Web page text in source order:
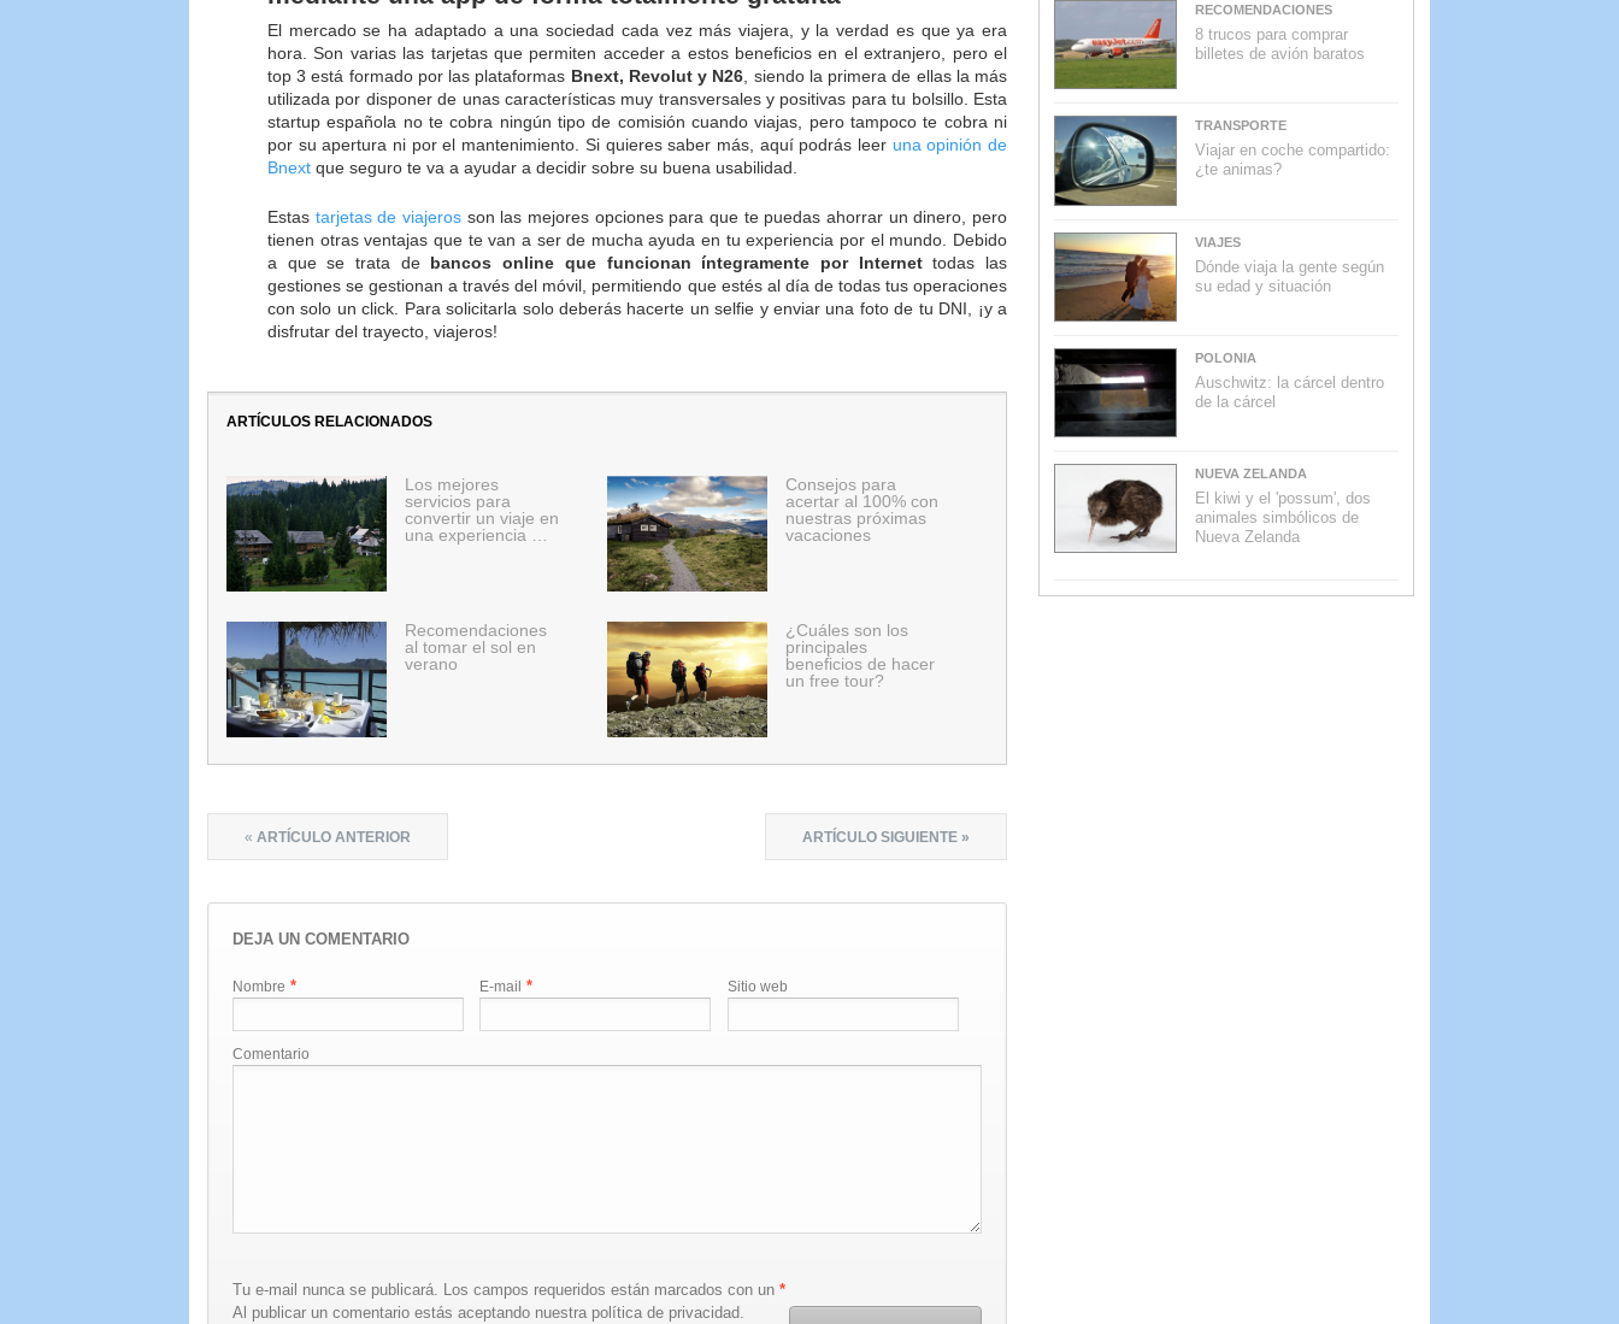
El mercado se ha adaptado a una sociedad cada vez más viajera, y la verdad es que ya era
hora. Son varias las tarjetas que permiten acceder a estos beneficios en el extranjero, pero el
top 3 está formado por las plataformas Bnext, Revolut y N26, siendo la primera de ellas la más
utilizada por disponer de unas características muy transversales y positivas para tu bolsillo. Esta
startup española no te cobra ningún tipo de comisión cuando viajas, pero tampoco te cobra ni
por su apertura ni por el mantenimiento. Si quieres saber más, aquí podrás leer una opinión de
Bnext que seguro te va a ayudar a decidir sobre su buena usabilidad.
Estas tarjetas de viajeros son las mejores opciones para que te puedas ahorrar un dinero, pero
tienen otras ventajas que te van a ser de mucha ayuda en tu experiencia por el mundo. Debido
a que se trata de bancos online que funcionan íntegramente por Internettodas las
gestiones se gestionan a través del móvil, permitiendo que estés al día de todas tus operaciones
con solo un click. Para solicitarla solo deberás hacerte un selfie y enviar una foto de tu DNI, ¡y a
disfrutar del trayecto, viajeros!
ARTÍCULOS RELACIONADOS
Los mejores
servicios para
convertir un viaje en
una experiencia …
Consejos para
acertar al 100% con
nuestras próximas
vacaciones
Recomendaciones
al tomar el sol en
verano
¿Cuáles son los
principales
beneficios de hacer
un free tour?
« ARTÍCULO ANTERIOR ARTÍCULO SIGUIENTE »
DEJA UN COMENTARIO
Nombre * E-mail * Sitio web
Comentario
Tu e-mail nunca se publicará. Los campos requeridos están marcados con un *
Al publicar un comentario estás aceptando nuestra política de privacidad.
RECOMENDACIONES
8 trucos para comprar
billetes de avión baratos
TRANSPORTE
Viajar en coche compartido:
¿te animas?
VIAJES
Dónde viaja la gente según
su edad y situación
POLONIA
Auschwitz: la cárcel dentro
de la cárcel
NUEVA ZELANDA
El kiwi y el 'possum', dos
animales simbólicos de
Nueva Zelanda